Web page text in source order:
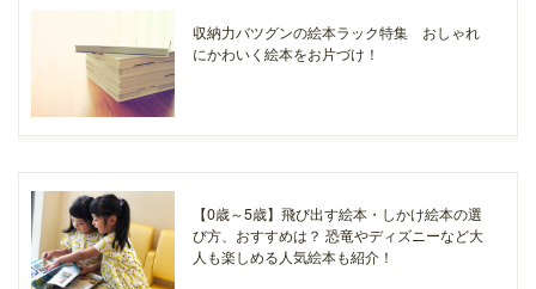
収納力バツグンの絵本ラック特集 おしゃれ
にかわいく絵本をお片づけ！
【0歳～5歳】飛び出す絵本・しかけ絵本の選
び方、おすすめは？ 恐竜やディズニーなど大
人も楽しめる人気絵本も紹介！